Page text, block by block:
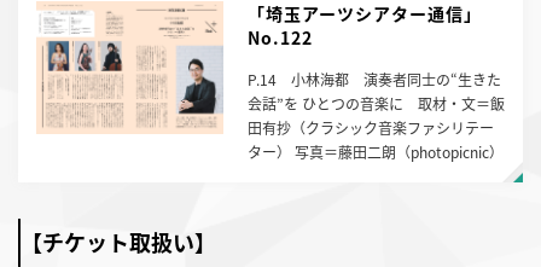
「埼玉アーツシアター通信」
No.122
P.14 小林海都 演奏者同士の“生きた
会話”を ひとつの音楽に 取材・文＝飯
田有抄（クラシック音楽ファシリテー
ター） 写真＝藤田二朗（photopicnic）
【チケット取扱い】